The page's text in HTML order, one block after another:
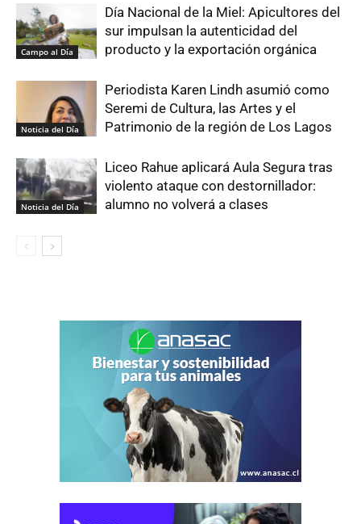
Campo al Día
Día Nacional de la Miel: Apicultores del
sur impulsan la autenticidad del
producto y la exportación orgánica
Noticia del Día
Periodista Karen Lindh asumió como
Seremi de Cultura, las Artes y el
Patrimonio de la región de Los Lagos
Noticia del Día
Liceo Rahue aplicará Aula Segura tras
violento ataque con destornillador:
alumno no volverá a clases